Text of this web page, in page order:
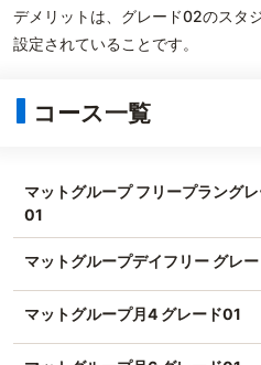
デメリットは、グレード02のスタ
設定されていることです。
コース一覧
マットグループ フリープラング
01
マットグループデイフリー グレ
マットグループ月4 グレード01